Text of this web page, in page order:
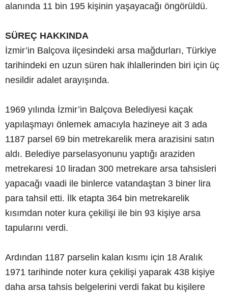
alanında 11 bin 195 kişinin yaşayacağı öngörüldü.
SÜREÇ HAKKINDA
İzmir’in Balçova ilçesindeki arsa mağdurları, Türkiye
tarihindeki en uzun süren hak ihlallerinden biri için üç
nesildir adalet arayışında.
1969 yılında İzmir’in Balçova Belediyesi kaçak
yapılaşmayı önlemek amacıyla hazineye ait 3 ada
1187 parsel 69 bin metrekarelik mera arazisini satın
aldı. Belediye parselasyonunu yaptığı araziden
metrekaresi 10 liradan 300 metrekare arsa tahsisleri
yapacağı vaadi ile binlerce vatandaştan 3 biner lira
para tahsil etti. İlk etapta 364 bin metrekarelik
kısımdan noter kura çekilişi ile bin 93 kişiye arsa
tapularını verdi.
Ardından 1187 parselin kalan kısmı için 18 Aralık
1971 tarihinde noter kura çekilişi yaparak 438 kişiye
daha arsa tahsis belgelerini verdi fakat bu kişilere